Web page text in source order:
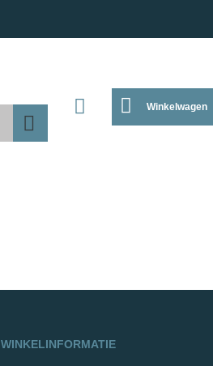
Winkelwagen
WINKELINFORMATIE